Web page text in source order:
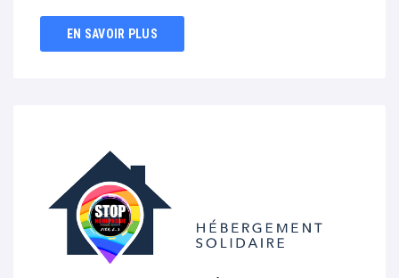
EN SAVOIR PLUS